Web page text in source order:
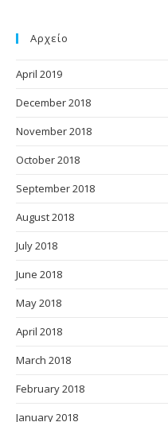
Αρχείο
April 2019
December 2018
November 2018
October 2018
September 2018
August 2018
July 2018
June 2018
May 2018
April 2018
March 2018
February 2018
January 2018